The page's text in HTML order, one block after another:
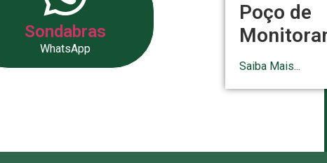
Sondabras
WhatsApp
Poço de
Saiba Mais...